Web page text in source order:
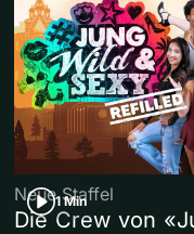
1 Min
Neue Staffel
Die Crew von